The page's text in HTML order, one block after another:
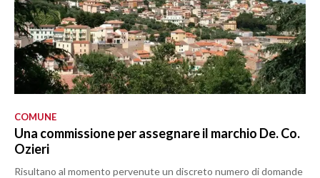
COMUNE
Una commissione per assegnare il marchio De. Co.
Ozieri
Risultano al momento pervenute un discreto numero di domande